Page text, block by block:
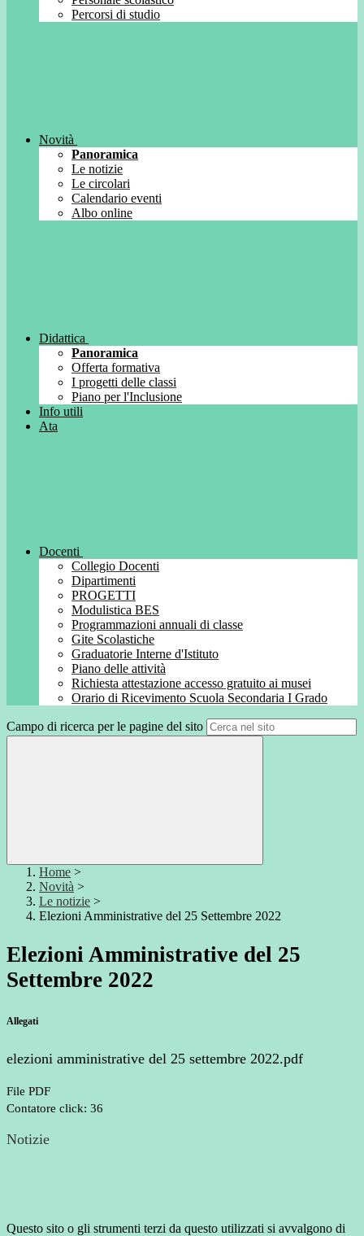
Percorsi di studio
Novità
Panoramica
Le notizie
Le circolari
Calendario eventi
Albo online
Didattica
Panoramica
Offerta formativa
I progetti delle classi
Piano per l'Inclusione
Info utili
Ata
Docenti
Collegio Docenti
Dipartimenti
PROGETTI
Modulistica BES
Programmazioni annuali di classe
Gite Scolastiche
Graduatorie Interne d'Istituto
Piano delle attività
Richiesta attestazione accesso gratuito ai musei
Orario di Ricevimento Scuola Secondaria I Grado
Campo di ricerca per le pagine del sito
Home >
Novità >
Le notizie >
Elezioni Amministrative del 25 Settembre 2022
Elezioni Amministrative del 25
Settembre 2022
Allegati
elezioni amministrative del 25 settembre 2022.pdf
File PDF
Contatore click: 36
Notizie
Questo sito o gli strumenti terzi da questo utilizzati si avvalgono di